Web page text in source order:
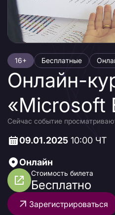
16+ Бесплатные
Онлайн-
«Microsoft
уровень»
Сейчас событие
09.01.2025 10:00 ЧТ
Онлайн
Стоимость билета
Бесплатно
Зарегистрироваться